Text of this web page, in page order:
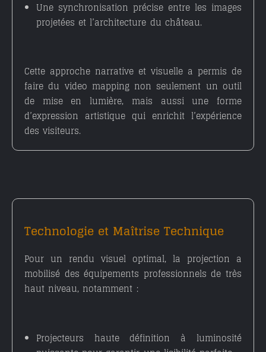
Une synchronisation précise entre les images
projetées et l’architecture du château.
Cette approche narrative et visuelle a permis de
faire du video mapping non seulement un outil
de mise en lumière, mais aussi une forme
d’expression artistique qui enrichit l’expérience
des visiteurs.
Technologie et Maîtrise Technique
Pour un rendu visuel optimal, la projection a
mobilisé des équipements professionnels de très
haut niveau, notamment :
Projecteurs haute définition à luminosité